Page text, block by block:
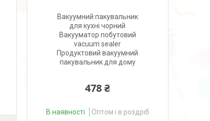
Вакуумний пакувальник
для кухні чорний
Вакууматор побутовий
vacuum sealer
Продуктовий вакуумний
пакувальник для дому
478 ₴
В наявності Оптом і в роздріб